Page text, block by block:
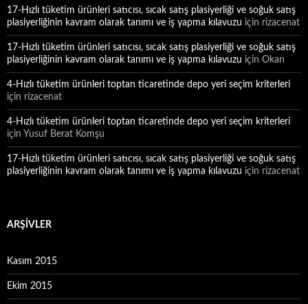
17-Hızlı tüketim ürünleri satıcısı, sıcak satış plasiyerliği ve soğuk satış
plasiyerliğinin kavram olarak tanımı ve iş yapma kılavuzu için rizacenat
17-Hızlı tüketim ürünleri satıcısı, sıcak satış plasiyerliği ve soğuk satış
plasiyerliğinin kavram olarak tanımı ve iş yapma kılavuzu için Okan
4-Hızlı tüketim ürünleri toptan ticaretinde depo yeri seçim kriterleri
için rizacenat
4-Hızlı tüketim ürünleri toptan ticaretinde depo yeri seçim kriterleri
için Yusuf Berat Komşu
17-Hızlı tüketim ürünleri satıcısı, sıcak satış plasiyerliği ve soğuk satış
plasiyerliğinin kavram olarak tanımı ve iş yapma kılavuzu için rizacenat
ARŞIVLER
Kasım 2015
Ekim 2015